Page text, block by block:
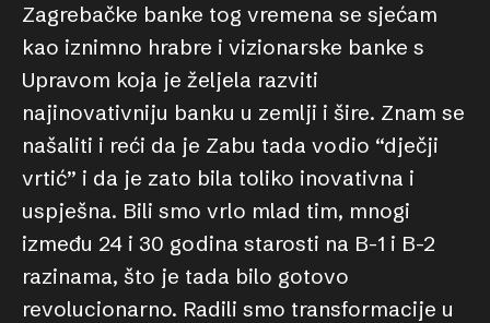
Zagrebačke banke tog vremena se sjećam
kao iznimno hrabre i vizionarske banke s
Upravom koja je željela razviti
najinovativniju banku u zemlji i šire. Znam se
našaliti i reći da je Zabu tada vodio “dječji
vrtić” i da je zato bila toliko inovativna i
uspješna. Bili smo vrlo mlad tim, mnogi
između 24 i 30 godina starosti na B-1 i B-2
razinama, što je tada bilo gotovo
revolucionarno. Radili smo transformacije u